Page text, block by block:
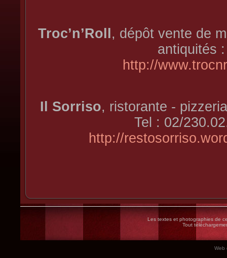
Troc’n’Roll , dépôt vente de
antiquités :
http://
Il Sorriso, ristorante -
Tel : 02/
http://
Les textes et photographies de
Tout
Web